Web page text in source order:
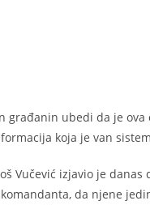
građanin ubedi da je
koja je van
Vučević izjavio je
da njene